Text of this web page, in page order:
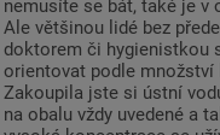
nemusíte se bát, také je v
Ale většinou lidé bez
doktorem či hygienistkou
orientovat podle množství
Zakoupila jste si ústní
na obalu vždy uvedené a